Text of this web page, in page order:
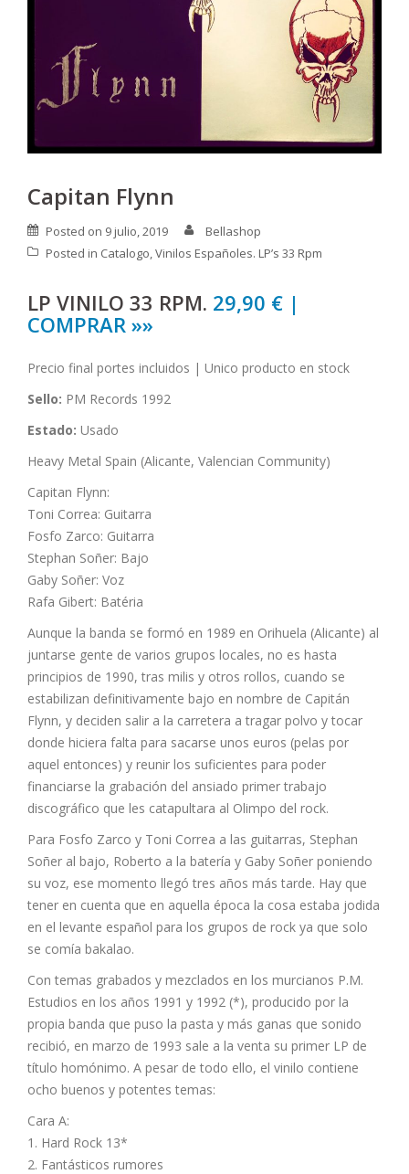
Capitan Flynn
Posted on 9 julio, 2019
Bellashop
Posted in Catalogo,Vinilos Españoles. LP’s 33 Rpm
LP VINILO 33 RPM. 29,90 € |
COMPRAR »»
Precio final portes incluidos | Unico producto en stock
Sello: PM Records 1992
Estado: Usado
Heavy Metal Spain (Alicante, Valencian Community)
Capitan Flynn:
Toni Correa: Guitarra
Fosfo Zarco: Guitarra
Stephan Soñer: Bajo
Gaby Soñer: Voz
Rafa Gibert: Batéria
Aunque la banda se formó en 1989 en Orihuela (Alicante) al
juntarse gente de varios grupos locales, no es hasta
principios de 1990, tras milis y otros rollos, cuando se
estabilizan definitivamente bajo en nombre de Capitán
Flynn, y deciden salir a la carretera a tragar polvo y tocar
donde hiciera falta para sacarse unos euros (pelas por
aquel entonces) y reunir los suficientes para poder
financiarse la grabación del ansiado primer trabajo
discográfico que les catapultara al Olimpo del rock.
Para Fosfo Zarco y Toni Correa a las guitarras, Stephan
Soñer al bajo, Roberto a la batería y Gaby Soñer poniendo
su voz, ese momento llegó tres años más tarde. Hay que
tener en cuenta que en aquella época la cosa estaba jodida
en el levante español para los grupos de rock ya que solo
se comía bakalao.
Con temas grabados y mezclados en los murcianos P.M.
Estudios en los años 1991 y 1992 (*), producido por la
propia banda que puso la pasta y más ganas que sonido
recibió, en marzo de 1993 sale a la venta su primer LP de
título homónimo. A pesar de todo ello, el vinilo contiene
ocho buenos y potentes temas:
Cara A:
1. Hard Rock 13*
2. Fantásticos rumores